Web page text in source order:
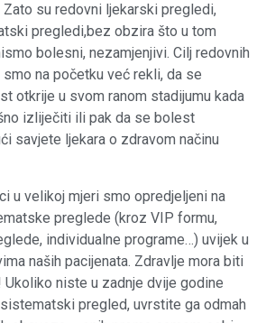
su redovni ljekarski pregledi,
pregledi,bez obzira što u tom
bolesni, nezamjenjivi. Cilj redovnih
na početku već rekli, da se
otkrije u svom ranom stadijumu kada
izliječiti ili pak da se bolest
savjete ljekara o zdravom načinu
u velikoj mjeri smo opredjeljeni na
preglede (kroz VIP formu,
individualne programe…) uvijek u
naših pacijenata. Zdravlje mora biti
Ukoliko niste u zadnje dvije godine
pregled, uvrstite ga odmah